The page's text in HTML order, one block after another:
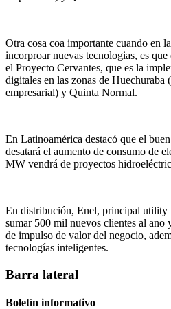
Otra cosa coa importante cuando en
incorproar nuevas tecnologias, es
el Proyecto Cervantes, que es la
digitales en las zonas de Huechuraba
empresarial) y Quinta Normal.
En Latinoamérica destacó que el
desatará el aumento de consumo de
MW vendrá de proyectos
En distribución, Enel, principal utility
sumar 500 mil nuevos clientes al ano
de impulso de valor del negocio,
tecnologías inteligentes.
Barra lateral
Boletín informativo